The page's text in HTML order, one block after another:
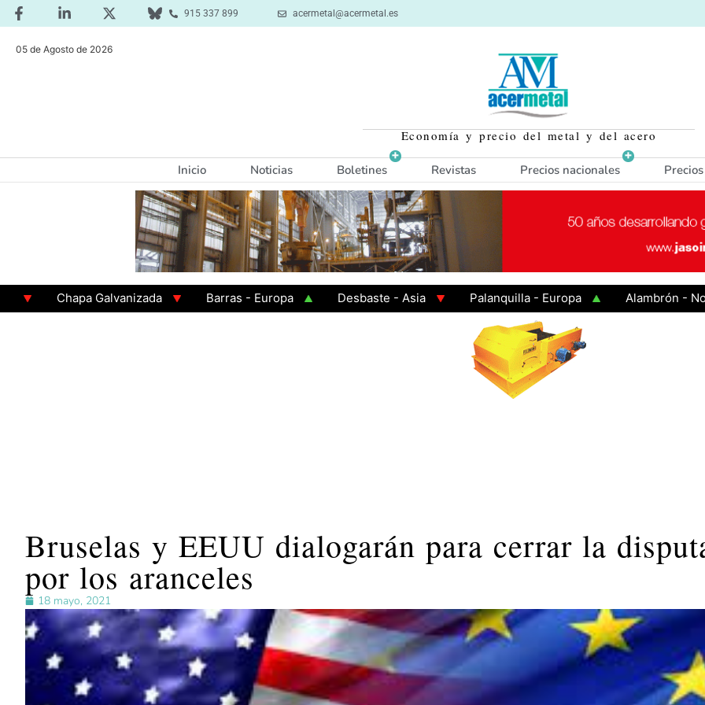
915 337 899 acermetal@acermetal.es
05 de Agosto de 2026
Economía y precio del metal y del acero
Inicio Noticias Boletines Revistas Precios nacionales
Chapa Galvanizada Barras - Europa Desbaste - Asia Palanquilla - Europa
Alambrón - Norte
Bruselas y EEUU dialogarán para cerrar la
por los aranceles
18 mayo, 2021